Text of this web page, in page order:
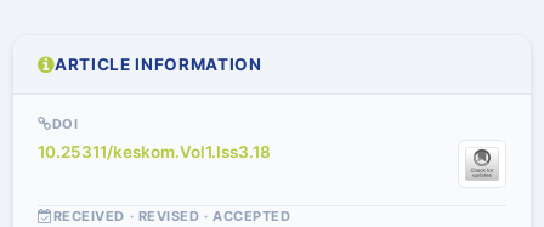
ARTICLE INFORMATION
DOI
10.25311/keskom.Vol1.Iss3.18
RECEIVED · REVISED · ACCEPTED